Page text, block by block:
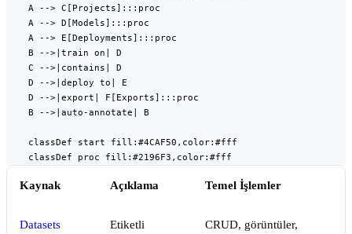
    A --> C[Projects]:::proc
    A --> D[Models]:::proc
    A --> E[Deployments]:::proc
    B -->|train on| D
    C -->|contains| D
    D -->|deploy to| E
    D -->|export| F[Exports]:::proc
    B -->|auto-annotate| B
    classDef start fill:#4CAF50,color:#fff
    classDef proc fill:#2196F3,color:#fff
Kaynak Açıklama Temel İşlemler
Datasets
Etiketli
CRUD, görüntüler,